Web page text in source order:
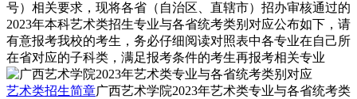
号）相关要求，现将各省（自治区、直辖市）招办审核通过的
2023年本科艺术类招生专业与各省统考类别对应公布如下，请
有意报考我校的考生，务必仔细阅读对照表中各专业在自己所
在省对应的子科类，满足报考条件的考生再报考相关专业
艺术类招生简章广西艺术学院2023年艺术类专业与各省统考类